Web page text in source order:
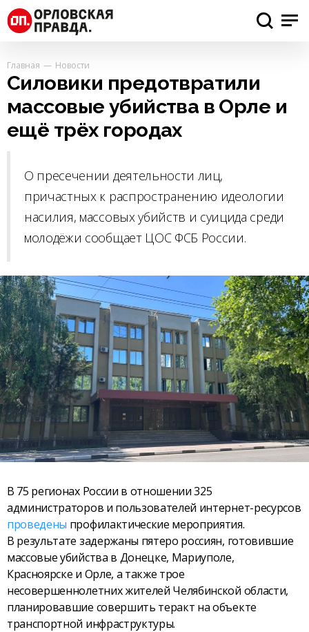
Главная Новости
Силовики предотвратили
массовые убийства в Орле и
ещё трёх городах
О пресечении деятельности лиц,
причастных к распространению идеологии
насилия, массовых убийств и суицида среди
молодёжи сообщает ЦОС ФСБ России.
В 75 регионах России в отношении 325
администраторов и пользователей интернет-ресурсов
проведены профилактические мероприятия.
В результате задержаны пятеро россиян, готовившие
массовые убийства в Донецке, Мариуполе,
Красноярске и Орле, а также трое
несовершеннолетних жителей Челябинской области,
планировавшие совершить теракт на объекте
транспортной инфраструктуры.